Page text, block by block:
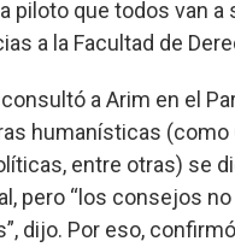
piloto que todos van a
a la Facultad de
a Arim en el
humanísticas (como
entre otras) se
pero “los consejos
dijo. Por eso,